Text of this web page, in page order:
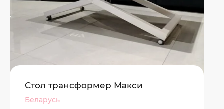
Стол трансформер Макси
Беларусь